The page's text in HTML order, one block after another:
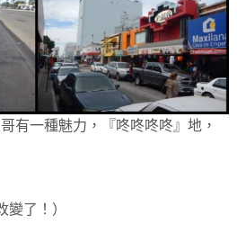
有一種魅力，『咚咚咚咚』地，
變了！）